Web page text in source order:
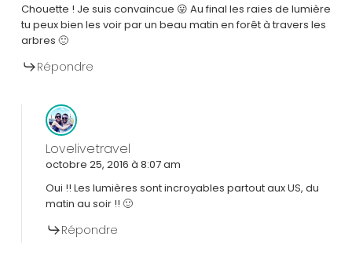
Chouette ! Je suis convaincue 😛 Au final les raies de lumière
tu peux bien les voir par un beau matin en forêt à travers les
arbres 🙂
Répondre
Lovelivetravel
octobre 25, 2016 à 8:07 am
Oui !! Les lumières sont incroyables partout aux US, du
matin au soir !! 🙂
Répondre